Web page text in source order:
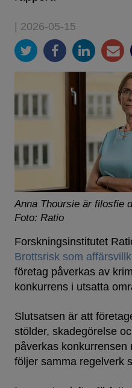
| 2026-05-15
Anna Thoursie är filosfie
Foto: Ratio
Forskningsinstitutet
Brottsrisk som
företag påverkas av
konkurrens i utsatta
Slutsatsen är att
stölder, skadegörelse
påverkas konkurrensen
följer samma regelverk